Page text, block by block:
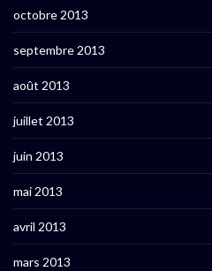
octobre 2013
septembre 2013
août 2013
juillet 2013
juin 2013
mai 2013
avril 2013
mars 2013